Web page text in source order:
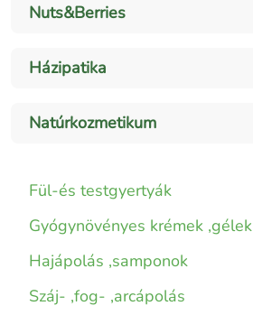
Nuts&Berries
Házipatika
Natúrkozmetikum
Fül-és testgyertyák
Gyógynövényes krémek ,gélek
Hajápolás ,samponok
Száj- ,fog- ,arcápolás